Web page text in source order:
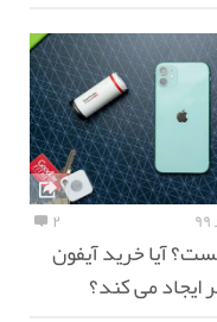
۲
آیا خرید آیفون
می کند؟